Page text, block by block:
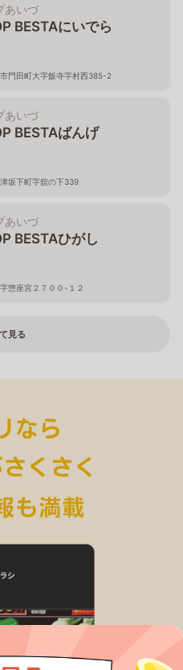
あいづ
BESTAにいでら
門田町大字飯寺字村西385-2
あいづ
BESTAばんげ
坂下町字舘の下339
あいづ
BESTAひがし
惣座宮２７００-１２
見る